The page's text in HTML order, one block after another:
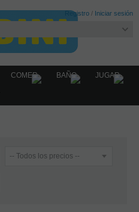
Registro / Iniciar sesión
COMER BAÑO JUGAR